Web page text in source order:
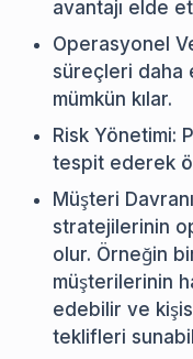
avantajı elde
Operasyonel
süreçleri daha
mümkün kılar.
Risk Yönetimi:
tespit ederek
Müşteri
stratejilerinin
olur. Örneğin
müşterilerinin
edebilir ve
teklifleri